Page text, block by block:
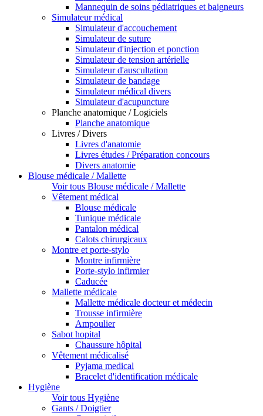
Mannequin de soins pédiatriques et baigneurs
Simulateur médical
Simulateur d'accouchement
Simulateur de suture
Simulateur d'injection et ponction
Simulateur de tension artérielle
Simulateur d'auscultation
Simulateur de bandage
Simulateur médical divers
Simulateur d'acupuncture
Planche anatomique / Logiciels
Planche anatomique
Livres / Divers
Livres d'anatomie
Livres études / Préparation concours
Divers anatomie
Blouse médicale / Mallette
Voir tous Blouse médicale / Mallette
Vêtement médical
Blouse médicale
Tunique médicale
Pantalon médical
Calots chirurgicaux
Montre et porte-stylo
Montre infirmière
Porte-stylo infirmier
Caducée
Mallette médicale
Mallette médicale docteur et médecin
Trousse infirmière
Ampoulier
Sabot hopital
Chaussure hôpital
Vêtement médicalisé
Pyjama medical
Bracelet d'identification médicale
Hygiène
Voir tous Hygiène
Gants / Doigtier